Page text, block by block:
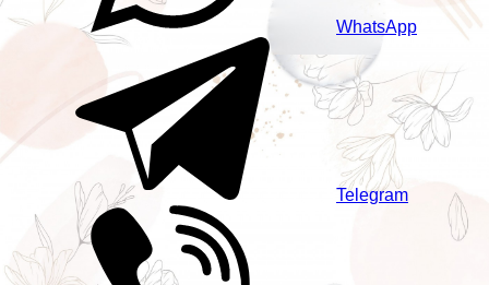
WhatsApp
Telegram